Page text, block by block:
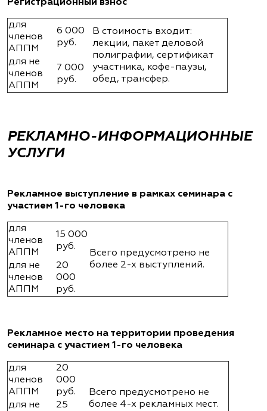
Регистрационный взнос
для
членов
АППМ
6 000
руб.
В стоимость входит:
лекции, пакет деловой
полиграфии, сертификат
участника, кофе-паузы,
обед, трансфер.
для не
членов
АППМ
7 000
руб.
РЕКЛАМНО-ИНФОРМАЦИОННЫЕ
УСЛУГИ
Рекламное выступление в рамках семинара с
участием 1-го человека
для
членов
АППМ
15 000
руб.
Всего предусмотрено не
более 2-х выступлений.
для не
членов
АППМ
20
000
руб.
Рекламное место на территории проведения
семинара с участием 1-го человека
для
членов
АППМ
20
000
руб.
Всего предусмотрено не
более 4-х рекламных мест.
для не
25